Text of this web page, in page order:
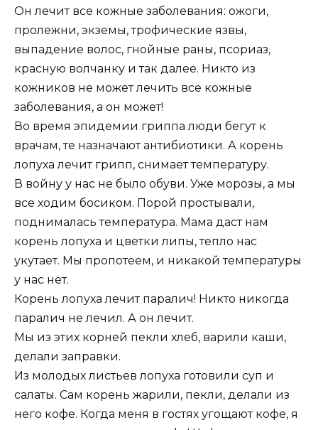
Он лечит все кожные заболевания: ожоги,
пролежни, экземы, трофические язвы,
выпадение волос, гнойные раны, псориаз,
красную волчанку и так далее. Никто из
кожников не может лечить все кожные
заболевания, а он может!
Во время эпидемии гриппа люди бегут к
врачам, те назначают антибиотики. А корень
лопуха лечит грипп, снимает температуру.
В войну у нас не было обуви. Уже морозы, а мы
все ходим босиком. Порой простывали,
поднималась температура. Мама даст нам
корень лопуха и цветки липы, тепло нас
укутает. Мы пропотеем, и никакой температуры
у нас нет.
Корень лопуха лечит паралич! Никто никогда
паралич не лечил. А он лечит.
Мы из этих корней пекли хлеб, варили каши,
делали заправки.
Из молодых листьев лопуха готовили суп и
салаты. Сам корень жарили, пекли, делали из
него кофе. Когда меня в гостях угощают кофе, я